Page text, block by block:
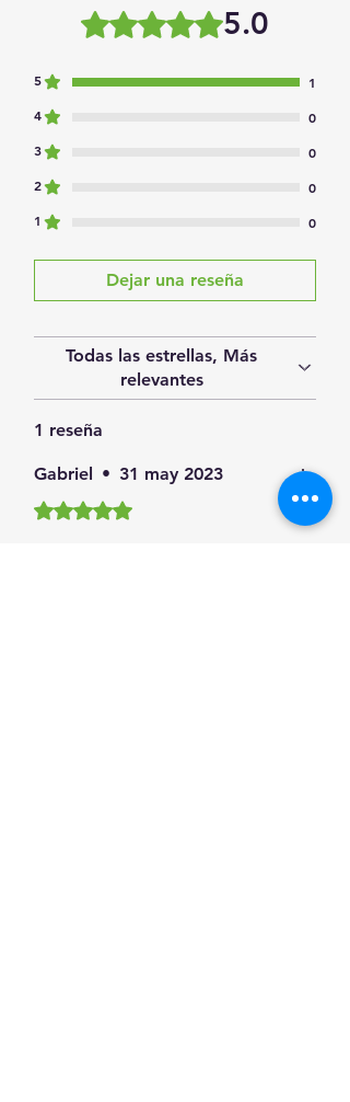
Obtuvo 5 de 5 estrellas.
5.0
5
1
4
0
3
0
2
0
1
0
Dejar una reseña
Todas las estrellas, Más
relevantes
1 reseña
Gabriel • 31 may 2023
Obtuvo 5 de 5 estrellas.